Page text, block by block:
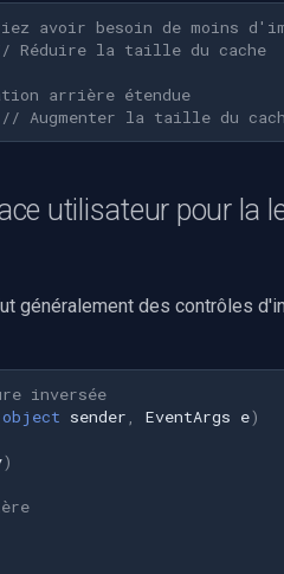
avoir besoin de moins
Réduire la taille du cache
arrière étendue
// Augmenter la taille du
utilisateur pour la
généralement des contrôles
inversée
object sender EventArgs e)
)